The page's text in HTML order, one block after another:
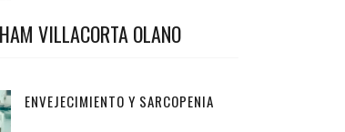
VILLACORTA OLANO
ENVEJECIMIENTO Y SARCOPENIA